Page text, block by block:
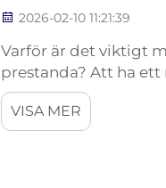
2026-02-10 11:21:39
Varför är det viktigt
prestanda? Att ha
på tänderna och
VISA MER